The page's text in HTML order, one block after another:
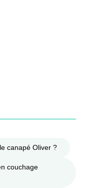
canapé Oliver ?
couchage